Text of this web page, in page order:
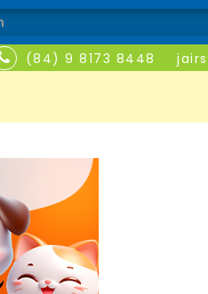
(84) 9 8173 8448